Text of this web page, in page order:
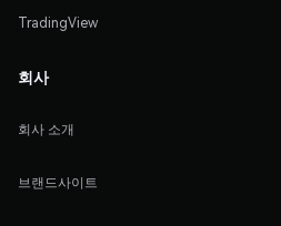
TradingView
회사
회사 소개
브랜드사이트